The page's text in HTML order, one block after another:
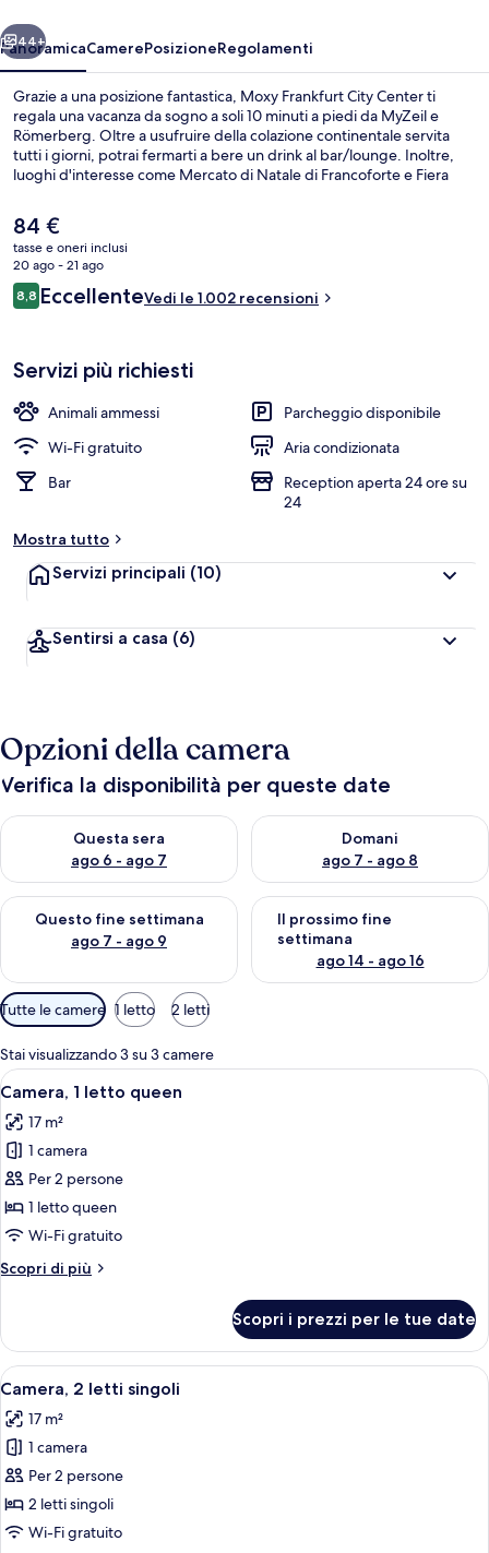
Avanti
44+
PanoramicaCamerePosizioneRegolamenti
Grazie a una posizione fantastica, Moxy Frankfurt City Center ti
regala una vacanza da sogno a soli 10 minuti a piedi da MyZeil e
Römerberg. Oltre a usufruire della colazione continentale servita
tutti i giorni, potrai fermarti a bere un drink al bar/lounge. Inoltre,
luoghi d'interesse come Mercato di Natale di Francoforte e Fiera
recensioni dei viaggiatori menzionano il personale gentile e la
posizione invidiabile. Approfitta dei mezzi pubblici nelle vicinanze:
Stazione di Eschenheimer Tor è a 2 min e Stazione di Francoforte sul
Meno-Hauptwache a 4 min a piedi.
Il
prezzo
attuale
è
84 €
84 €
tasse e oneri inclusi
20 ago - 21 ago
Recensioni
8,88,8 su 10
EccellenteVedi le 1.002 recensioni
Servizi più richiesti
Animali ammessi
Parcheggio disponibile
Wi-Fi gratuito
Aria condizionata
Bar
Reception aperta 24 ore su
24
Mostra tutto
Servizi principali (10)
Sentirsi a casa (6)
Opzioni della camera
Verifica la disponibilità per queste date
Questa sera
ago 6 - ago 7
Verifica la disponibilità per questa sera, ago 6 - ago 7
Domani
ago 7 - ago 8
Verifica la disponibilità per
Questo fine settimana
ago 7 - ago 9
Verifica la disponibilità per questo fine settimana, ago 7 - ago
Il prossimo fine
settimana
ago 14 - ago 16
Verifica la disponibilità per il
Filtri
disponibili
per
le
camere
Tutte le camere 1 letto 2 letti
Stai visualizzando 3 su 3 camere
Apri
tutte
le
foto
per
Camera,
1
queen
Una camera d'albergo moderna con
7
Camera, 1 letto queen
17 m²
1 camera
Per 2 persone
1 letto queen
Wi-Fi gratuito
Scopri di più
Altri
1
letto
queen
Scopri i prezzi per le tue date
Apri
tutte
le
foto
per
Camera,
2
Camera d'albergo con due letti, un
5
Camera, 2 letti singoli
17 m²
1 camera
Per 2 persone
2 letti singoli
Wi-Fi gratuito